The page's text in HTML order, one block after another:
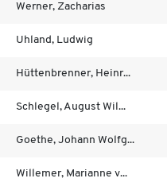
Werner, Zacharias
Uhland, Ludwig
Hüttenbrenner, Heinr...
Schlegel, August Wil...
Goethe, Johann Wolfg...
Willemer, Marianne v...